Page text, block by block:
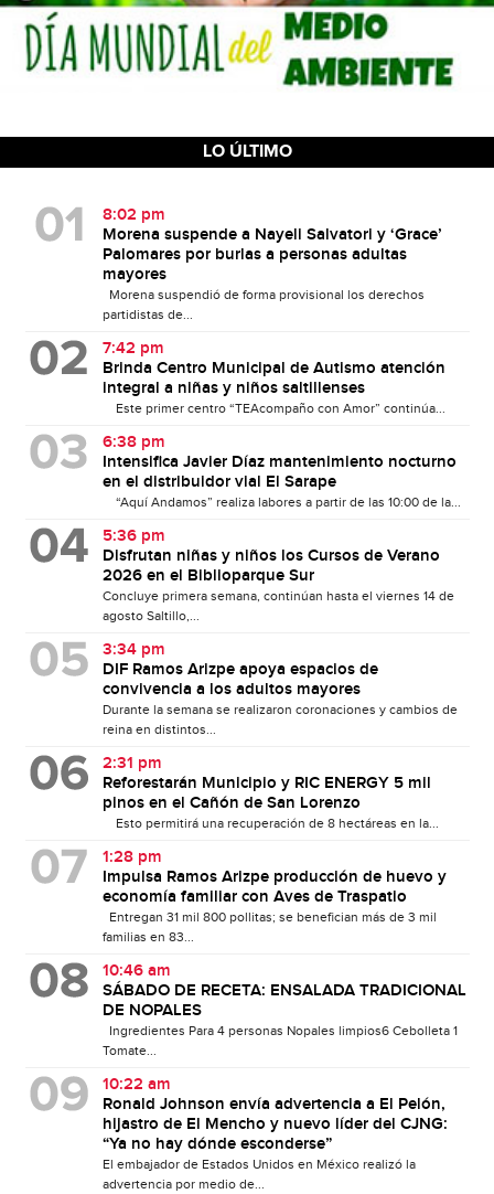
LO ÚLTIMO
8:02 pm
Morena suspende a Nayeli Salvatori y ‘Grace’
Palomares por burlas a personas adultas
mayores
Morena suspendió de forma provisional los derechos
partidistas de...
7:42 pm
Brinda Centro Municipal de Autismo atención
integral a niñas y niños saltillenses
Este primer centro “TEAcompaño con Amor” continúa...
6:38 pm
Intensifica Javier Díaz mantenimiento nocturno
en el distribuidor vial El Sarape
“Aquí Andamos” realiza labores a partir de las 10:00 de la...
5:36 pm
Disfrutan niñas y niños los Cursos de Verano
2026 en el Biblioparque Sur
Concluye primera semana, continúan hasta el viernes 14 de
agosto Saltillo,...
3:34 pm
DIF Ramos Arizpe apoya espacios de
convivencia a los adultos mayores
Durante la semana se realizaron coronaciones y cambios de
reina en distintos...
2:31 pm
Reforestarán Municipio y RIC ENERGY 5 mil
pinos en el Cañón de San Lorenzo
Esto permitirá una recuperación de 8 hectáreas en la...
1:28 pm
Impulsa Ramos Arizpe producción de huevo y
economía familiar con Aves de Traspatio
Entregan 31 mil 800 pollitas; se benefician más de 3 mil
familias en 83...
10:46 am
SÁBADO DE RECETA: ENSALADA TRADICIONAL
DE NOPALES
Ingredientes Para 4 personas Nopales limpios6 Cebolleta 1
Tomate...
10:22 am
Ronald Johnson envía advertencia a El Pelón,
hijastro de El Mencho y nuevo líder del CJNG:
“Ya no hay dónde esconderse”
El embajador de Estados Unidos en México realizó la
advertencia por medio de...